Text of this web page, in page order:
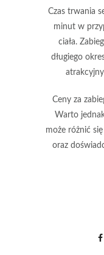
Czas trwania
minut w
ciała.
długiego
Ceny za
Warto
może różnić
oraz